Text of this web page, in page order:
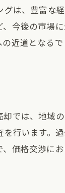
は、豊富な
今後の市場
近道となる
では、地域
行います。
価格交渉に